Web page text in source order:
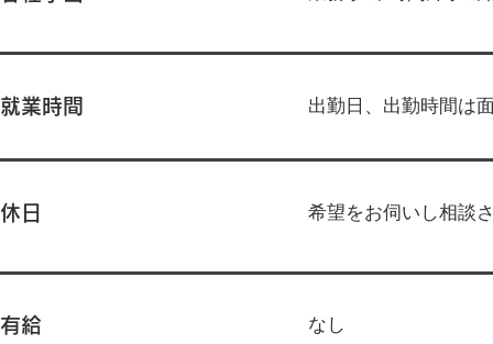
就業時間 出勤日、出勤時間は
休日 希望をお伺いし相談
有給 なし